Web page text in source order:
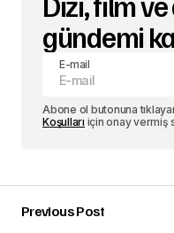
gündemi
E-mail
Abone ol butonuna
Koşulları için onay vermiş
Previous Post